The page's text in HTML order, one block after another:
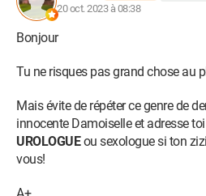
20 oct. 2023 à 08:38
Bonjour
Tu ne risques pas grand chose au
Mais évite de répéter ce genre de
innocente Damoiselle et adresse
UROLOGUEou sexologue si ton
vous!